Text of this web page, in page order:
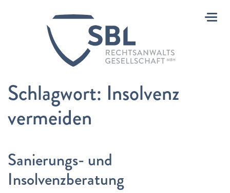
Schlagwort: Insolvenz
vermeiden
Sanierungs- und
Insolvenzberatung